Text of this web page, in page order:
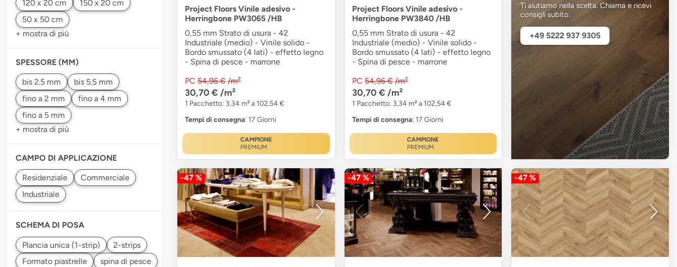
+ mostra di più
SPESSORE (MM)
fino a 2 mm
fino a 4 mm
fino a 5 mm
+ mostra di più
CAMPO DI APPLICAZIONE
Commerciale
Industriale
SCHEMA DI POSA
Plancia unica (1-strip)
spina di pesce
Project Floors Vinile adesivo -
Herringbone PW3065 /HB
0,55 mm Strato di usura - 42
Industriale (medio) - Vinile solido -
Bordo smussato (4 lati) - effetto legno
- Spina di pesce - marrone
PC 54,96 € /m²
30,70 € /m²
1 Pacchetto: 3,34 m² a 102,54 €
Tempi di consegna: 17 Giorni
CAMPIONE
PREMIUM
Project Floors Vinile adesivo -
Herringbone PW3840 /HB
0,55 mm Strato di usura - 42
Industriale (medio) - Vinile solido -
Bordo smussato (4 lati) - effetto legno
- Spina di pesce - marrone
PC 54,96 € /m²
30,70 € /m²
1 Pacchetto: 3,34 m² a 102,54 €
Tempi di consegna: 17 Giorni
CAMPIONE
PREMIUM
Ti aiutiamo nella scelta. Chiama e ricevi
consigli subito.
+49 5222 937 9305
-47 % -47 % -47 %